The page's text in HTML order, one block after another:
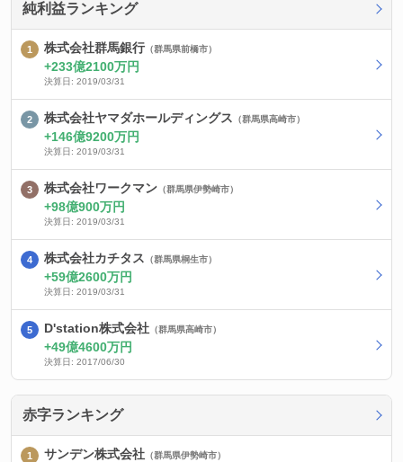
純利益ランキング
株式会社群馬銀行 （群馬県前橋市）
233億2100万円
決算日: 2019/03/31
株式会社ヤマダホールディングス （群馬県高崎市）
146億9200万円
決算日: 2019/03/31
株式会社ワークマン （群馬県伊勢崎市）
98億900万円
決算日: 2019/03/31
株式会社カチタス （群馬県桐生市）
59億2600万円
決算日: 2019/03/31
D'station株式会社 （群馬県高崎市）
49億4600万円
決算日: 2017/06/30
赤字ランキング
サンデン株式会社 （群馬県伊勢崎市）